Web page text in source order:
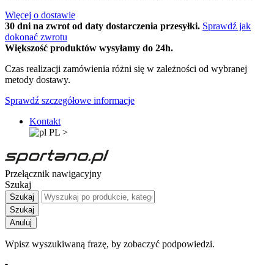
Więcej o dostawie
30 dni na zwrot od daty dostarczenia przesyłki. Sprawdź jak
dokonać zwrotu
Większość produktów wysyłamy do 24h.
Czas realizacji zamówienia różni się w zależności od wybranej
metody dostawy.
Sprawdź szczegółowe informacje
Kontakt
PL >
Przełącznik nawigacyjny
Szukaj
Szukaj
Szukaj
Anuluj
Wpisz wyszukiwaną frazę, by zobaczyć podpowiedzi.